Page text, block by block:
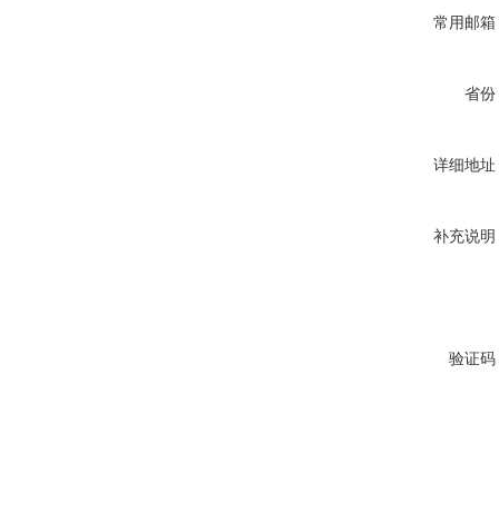
常用邮箱
省份
详细地址
补充说明
验证码